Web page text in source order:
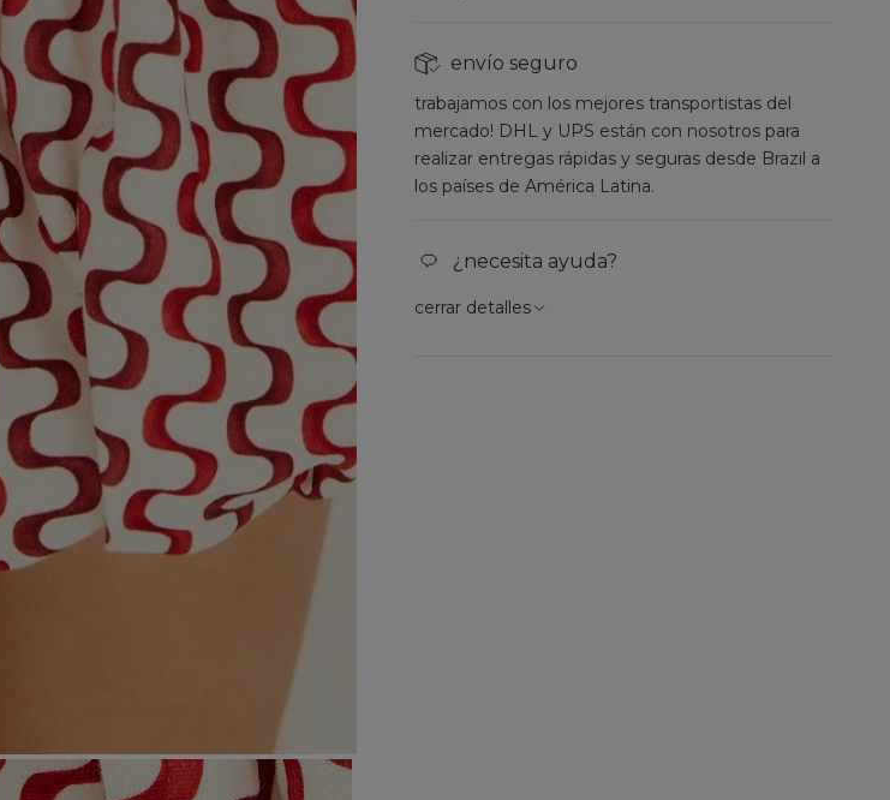
envío seguro
trabajamos con los mejores transportistas del
mercado! DHL y UPS están con nosotros para
realizar entregas rápidas y seguras desde Brazil a
los países de América Latina.
¿necesita ayuda?
cerrar detalles